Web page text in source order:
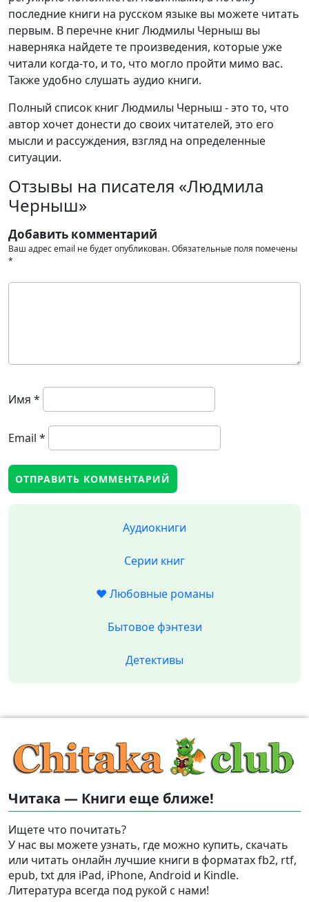
последние книги на русском языке вы можете читать
первым. В перечне книг Людмилы Черныш вы
наверняка найдете те произведения, которые уже
читали когда-то, и то, что могло пройти мимо вас.
Также удобно слушать аудио книги.
Полный список книг Людмилы Черныш - это то, что
автор хочет донести до своих читателей, это его
мысли и рассуждения, взгляд на определенные
ситуации.
Отзывы на писателя «Людмила
Черныш»
Добавить комментарий
Ваш адрес email не будет опубликован.Обязательные поля помечены
*
Имя *
Email *
Аудиокниги
Серии книг
❤️ Любовные романы
Бытовое фэнтези
Детективы
Читака — Книги еще ближе!
Ищете что почитать?
У нас вы можете узнать, где можно купить, скачать
или читать онлайн лучшие книги в форматах fb2, rtf,
epub, txt для iPad, iPhone, Android и Kindle.
Литература всегда под рукой с нами!